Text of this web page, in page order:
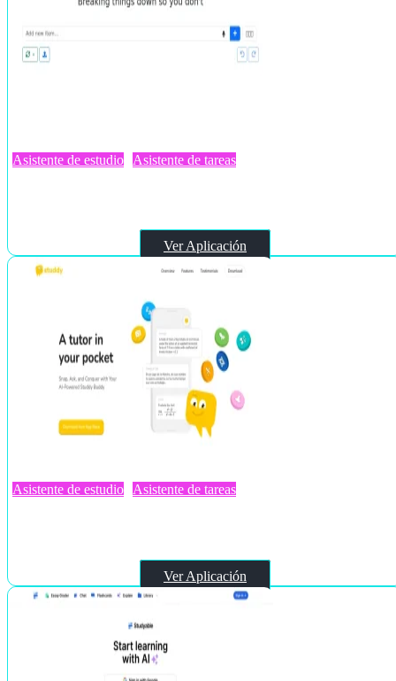
Asistente de estudio Asistente de tareas
Ver Aplicación
Asistente de estudio Asistente de tareas
Ver Aplicación